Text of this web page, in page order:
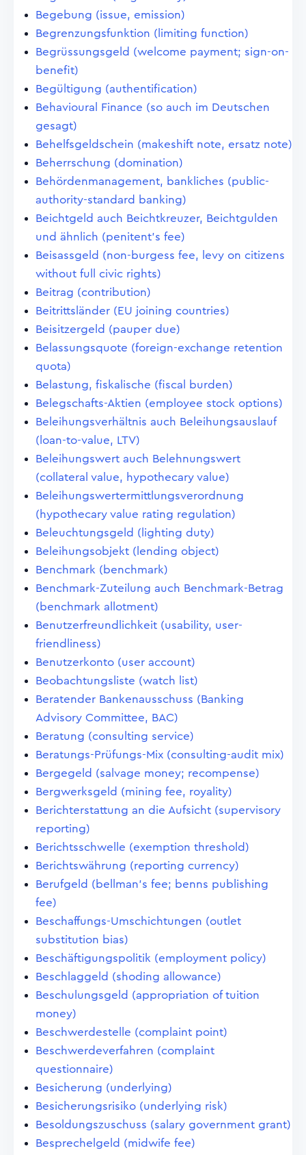
Begebung (issue, emission)
Begrenzungsfunktion (limiting function)
Begrüssungsgeld (welcome payment; sign-on-
benefit)
Begültigung (authentification)
Behavioural Finance (so auch im Deutschen
gesagt)
Behelfsgeldschein (makeshift note, ersatz note)
Beherrschung (domination)
Behördenmanagement, bankliches (public-
authority-standard banking)
Beichtgeld auch Beichtkreuzer, Beichtgulden
und ähnlich (penitent's fee)
Beisassgeld (non-burgess fee, levy on citizens
without full civic rights)
Beitrag (contribution)
Beitrittsländer (EU joining countries)
Beisitzergeld (pauper due)
Belassungsquote (foreign-exchange retention
quota)
Belastung, fiskalische (fiscal burden)
Belegschafts-Aktien (employee stock options)
Beleihungsverhältnis auch Beleihungsauslauf
(loan-to-value, LTV)
Beleihungswert auch Belehnungswert
(collateral value, hypothecary value)
Beleihungswertermittlungsverordnung
(hypothecary value rating regulation)
Beleuchtungsgeld (lighting duty)
Beleihungsobjekt (lending object)
Benchmark (benchmark)
Benchmark-Zuteilung auch Benchmark-Betrag
(benchmark allotment)
Benutzerfreundlichkeit (usability, user-
friendliness)
Benutzerkonto (user account)
Beobachtungsliste (watch list)
Beratender Bankenausschuss (Banking
Advisory Committee, BAC)
Beratung (consulting service)
Beratungs-Prüfungs-Mix (consulting-audit mix)
Bergegeld (salvage money; recompense)
Bergwerksgeld (mining fee, royality)
Berichterstattung an die Aufsicht (supervisory
reporting)
Berichtsschwelle (exemption threshold)
Berichtswährung (reporting currency)
Berufgeld (bellman's fee; benns publishing
fee)
Beschaffungs-Umschichtungen (outlet
substitution bias)
Beschäftigungspolitik (employment policy)
Beschlaggeld (shoding allowance)
Beschulungsgeld (appropriation of tuition
money)
Beschwerdestelle (complaint point)
Beschwerdeverfahren (complaint
questionnaire)
Besicherung (underlying)
Besicherungsrisiko (underlying risk)
Besoldungszuschuss (salary government grant)
Besprechelgeld (midwife fee)